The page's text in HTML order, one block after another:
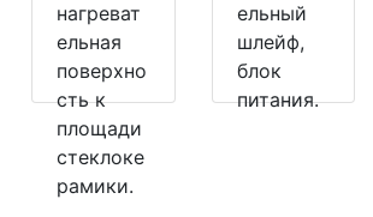
нагреват
ельная
поверхно
сть к
площади
стеклоке
рамики.
ельный
шлейф,
блок
питания.